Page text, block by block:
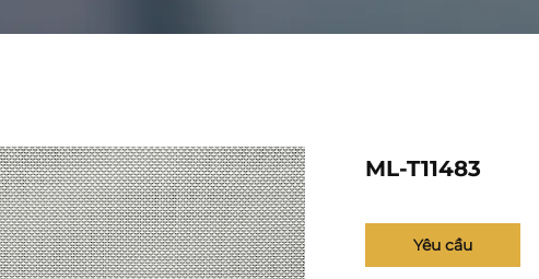
ML-T11483
Yêu cầu